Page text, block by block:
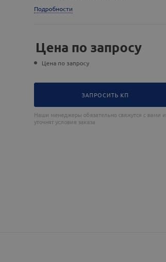
Подробности
Цена по запросу
Цена по запросу
ЗАПРОСИТЬ КП
Наши менеджеры обязательно свяжутся с вами и
уточнят условия заказа